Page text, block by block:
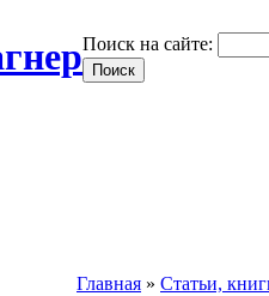
Поиск на сайте:
Главная » Статьи,